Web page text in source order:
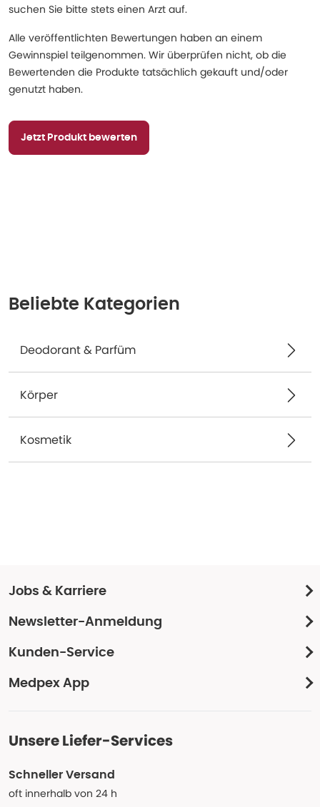
suchen Sie bitte stets einen Arzt auf.
Alle veröffentlichten Bewertungen haben an einem
Gewinnspiel teilgenommen. Wir überprüfen nicht, ob die
Bewertenden die Produkte tatsächlich gekauft und/oder
genutzt haben.
Jetzt Produkt bewerten
Beliebte Kategorien
Deodorant & Parfüm
Körper
Kosmetik
Jobs & Karriere
Newsletter-Anmeldung
Kunden-Service
Medpex App
Unsere Liefer-Services
Schneller Versand
oft innerhalb von 24 h